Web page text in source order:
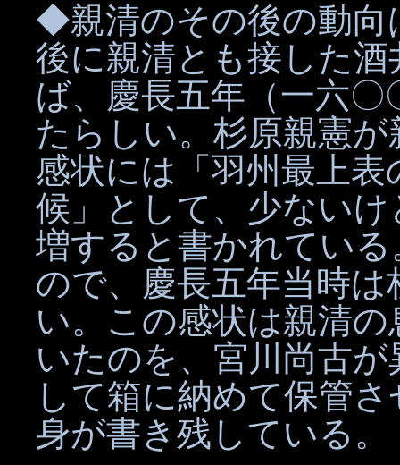
◆親清のその後の動向
後に親清とも接した
ば、慶長五年（一六
たらしい。杉原親憲
感状には「羽州最上
候」として、少ない
増すると書かれてい
ので、慶長五年当時
い。この感状は親清
いたのを、宮川尚古
して箱に納めて保管
身が書き残している。